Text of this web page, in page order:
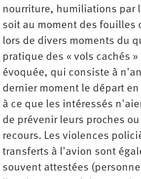
nourriture, humiliations par
soit au moment des fouilles
lors de divers moments du
pratique des « vols cachés »
évoquée, qui consiste à
dernier moment le départ
à ce que les intéressés
de prévenir leurs proches
recours. Les violences
transferts à l'avion sont
souvent attestées